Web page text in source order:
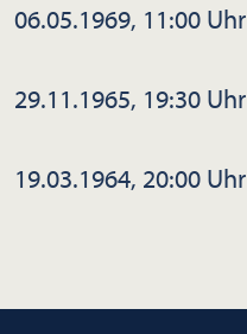
06.05.1969, 11:00 Uhr
29.11.1965, 19:30 Uhr
19.03.1964, 20:00 Uhr